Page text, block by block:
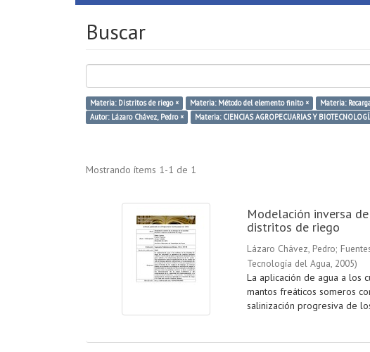
Buscar
Materia: Distritos de riego × Materia: Método del elemento finito × Materia:
Autor: Lázaro Chávez, Pedro ×
Materia: CIENCIAS AGROPECUARIAS Y
Mostrando ítems 1-1 de 1
Modelación inversa
distritos de riego
Lázaro Chávez, Pedro;
Tecnología del Agua, 2005)
La aplicación de agua a los
mantos freáticos someros
salinización progresiva de